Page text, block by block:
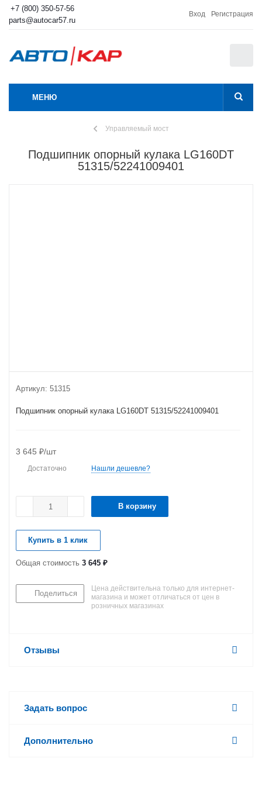
+7 (800) 350-57-56
parts@autocar57.ru
Вход Регистрация
МЕНЮ
Управляемый мост
Подшипник опорный кулака LG160DT
51315/52241009401
Артикул: 51315
Подшипник опорный кулака LG160DT 51315/52241009401
3 645 ₽/шт
Достаточно Нашли дешевле?
В корзину
Купить в 1 клик
Общая стоимость 3 645 ₽
Поделиться
Цена действительна только для интернет-
магазина и может отличаться от цен в
розничных магазинах
Отзывы
Задать вопрос
Дополнительно